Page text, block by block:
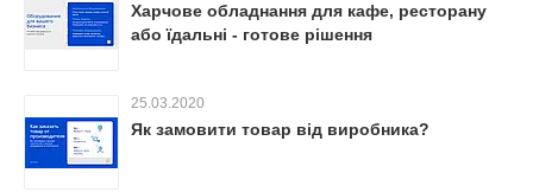
Харчове обладнання для кафе, ресторану
або їдальні - готове рішення
25.03.2020
Як замовити товар від виробника?